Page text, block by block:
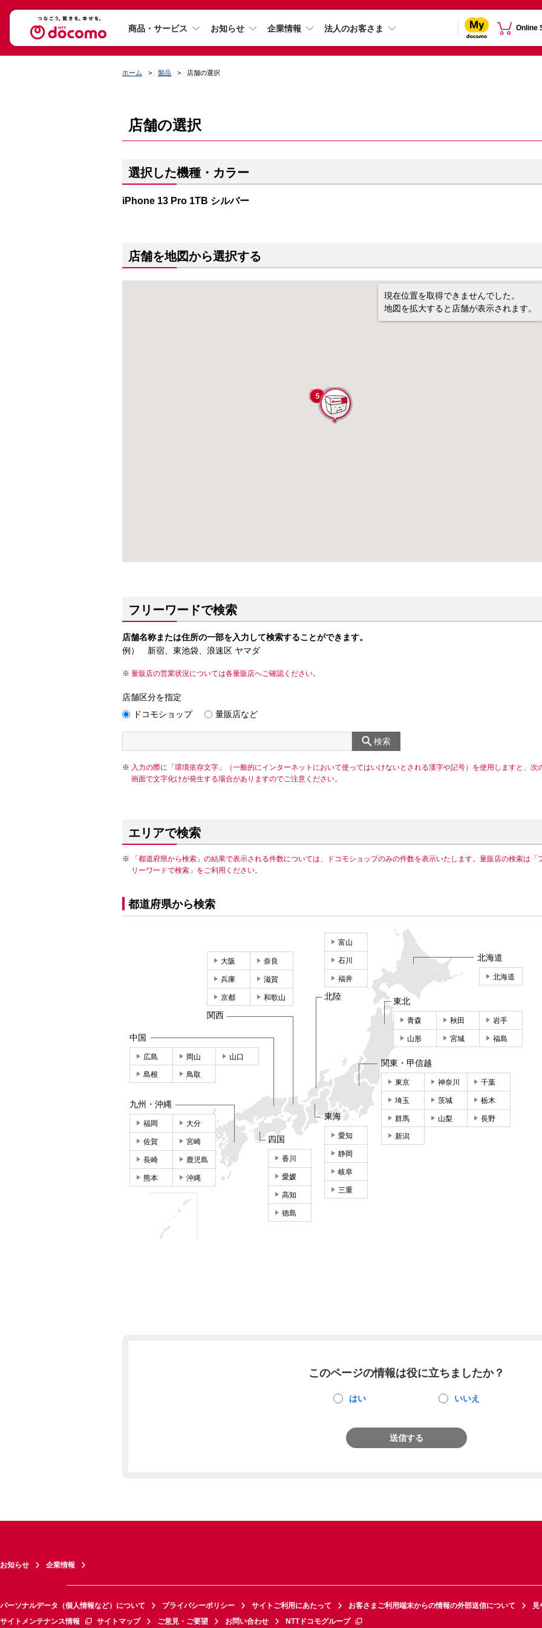
商品・サービス お知らせ 企業情報 法人のお客さま Online
ホーム 製品 店舗の選択
店舗の選択
選択した機種・カラー
iPhone 13 Pro 1TB シルバー
店舗を地図から選択する
現在位置を取得できませんでした。
地図を拡大すると店舗が表示されます。
フリーワードで検索
店舗名称または住所の一部を入力して検索することができます。
例） 新宿、東池袋、浪速区 ヤマダ
量販店の営業状況については各量販店へご確認ください。
店舗区分を指定
ドコモショップ
量販店など
検索
入力の際に「環境依存文字」（一般的にインターネットにおいて使ってはいけないとされる漢字や記号）を使用しますと、次
画面で文字化けが発生する場合がありますのでご注意ください。
エリアで検索
「都道府県から検索」の結果で表示される件数については、ドコモショップのみの件数を表示いたします。量販店の検索は「
リーワードで検索」をご利用ください。
都道府県から検索
北海道
北海道
東北
青森 秋田 岩手
山形 宮城 福島
関東・甲信越
東京 神奈川 千葉
埼玉 茨城 栃木
群馬 山梨 長野
新潟
東海
愛知
静岡
岐阜
三重
富山
石川
福井
北陸
大阪 奈良
兵庫 滋賀
京都 和歌山
関西
中国
広島 岡山 山口
島根 鳥取
四国
香川
愛媛
高知
徳島
九州・沖縄
福岡 大分
佐賀 宮崎
長崎 鹿児島
熊本 沖縄
このページの情報は役に立ちましたか？
はい いいえ
送信する
お知らせ 企業情報
パーソナルデータ（個人情報など）について プライバシーポリシー サイトご利用にあたって お客さまご利用端末からの情報の外部送信について
見
サイトメンテナンス情報
サイトマップ ご意見・ご要望 お問い合わせ NTTドコモグループ